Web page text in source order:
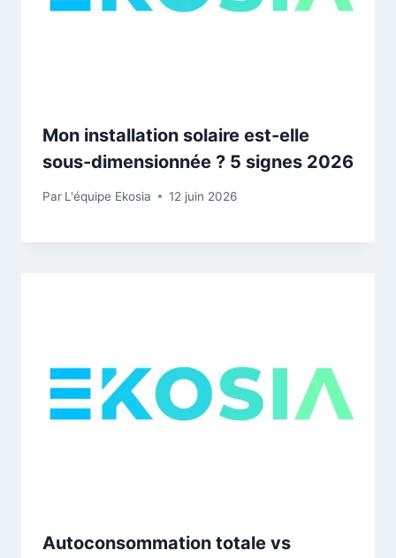
Mon installation solaire est-elle
sous-dimensionnée ? 5 signes 2026
Par L'équipe Ekosia 12 juin 2026
Autoconsommation totale vs